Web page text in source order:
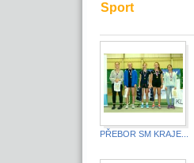
Sport
PŘEBOR SM KRAJE...